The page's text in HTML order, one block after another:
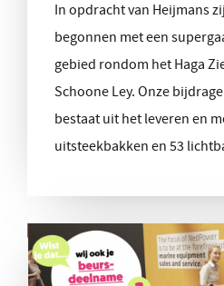
In opdracht van Heijmans
begonnen met een
gebied rondom het Haga
Schoone Ley. Onze
bestaat uit het leveren en
uitsteekbakken en 53